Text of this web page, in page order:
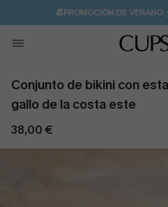
👒PROMOCIÓN DE VERANO:
💌¡SUSCRIBIRSE &
🚚ENVÍO GRATUITO A
Conjunto de bikini con
gallo de la costa este
38,00 €